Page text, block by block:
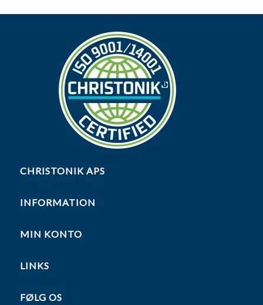
CHRISTONIK APS
INFORMATION
MIN KONTO
LINKS
FØLG OS